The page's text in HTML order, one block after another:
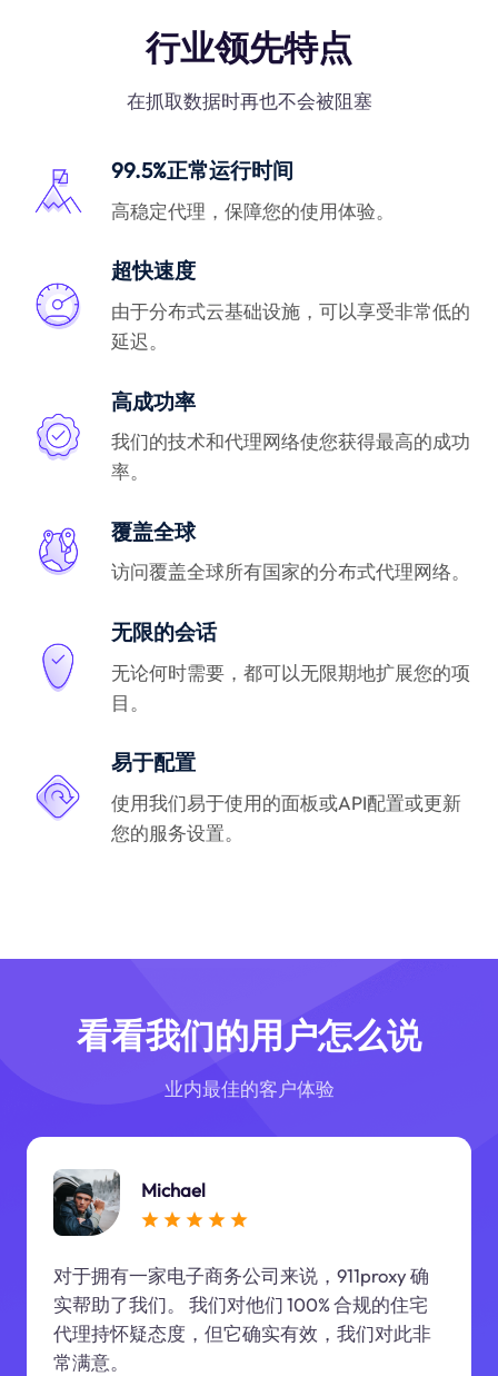
行业领先特点
在抓取数据时再也不会被阻塞
99.5%正常运行时间
高稳定代理，保障您的使用体验。
超快速度
由于分布式云基础设施，可以享受非常低的
延迟。
高成功率
我们的技术和代理网络使您获得最高的成功
率。
覆盖全球
访问覆盖全球所有国家的分布式代理网络。
无限的会话
无论何时需要，都可以无限期地扩展您的项
目。
易于配置
使用我们易于使用的面板或API配置或更新
您的服务设置。
看看我们的用户怎么说
业内最佳的客户体验
Michael
对于拥有一家电子商务公司来说，911proxy 确
实帮助了我们。 我们对他们 100% 合规的住宅
代理持怀疑态度，但它确实有效，我们对此非
常满意。